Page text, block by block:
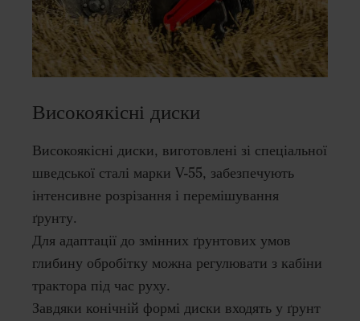
Високоякісні диски
Високоякісні диски, виготовлені зі спеціальної
шведської сталі марки V-55, забезпечують
інтенсивне розрізання і перемішування
ґрунту.
Для адаптації до змінних ґрунтових умов
глибину обробітку можна регулювати з кабіни
трактора під час руху.
Завдяки конічній формі диски входять у ґрунт